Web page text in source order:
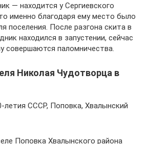
— находится у Сергиевского
именно благодаря ему место было
поселения. После разгона скита в
находился в запустении, сейчас
совершаются паломничества.
Николая Чудотворца в
летия СССР, Поповка, Хвалынский
Поповка Хвалынского района